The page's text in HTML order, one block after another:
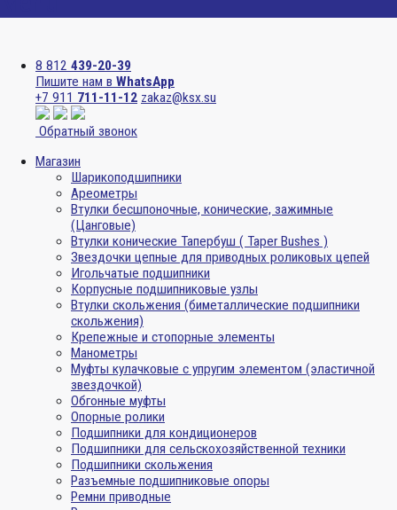
8 812 439-20-39
Пишите нам в WhatsApp
+7 911 711-11-12 zakaz@ksx.su
Обратный звонок
Магазин
Шарикоподшипники
Ареометры
Втулки бесшпоночные, конические, зажимные
(Цанговые)
Втулки конические Тапербуш ( Taper Bushes )
Звездочки цепные для приводных роликовых цепей
Игольчатые подшипники
Корпусные подшипниковые узлы
Втулки скольжения (биметаллические подшипники
скольжения)
Крепежные и стопорные элементы
Манометры
Муфты кулачковые с упругим элементом (эластичной
звездочкой)
Обгонные муфты
Опорные ролики
Подшипники для кондиционеров
Подшипники для сельскохозяйственной техники
Подшипники скольжения
Разъемные подшипниковые опоры
Ремни приводные